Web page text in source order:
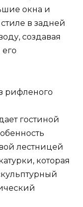
окна и
в задней
создавая
рифленого
гостиной
лестницей
которая